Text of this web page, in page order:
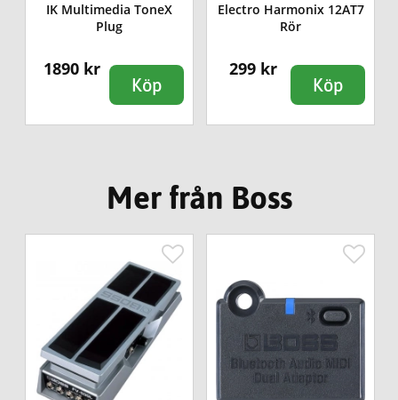
IK Multimedia ToneX
Plug
1890 kr
Köp
Electro Harmonix 12AT7
Rör
299 kr
Köp
Mer från Boss